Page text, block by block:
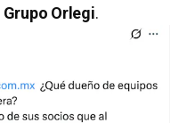
Grupo Orlegi.